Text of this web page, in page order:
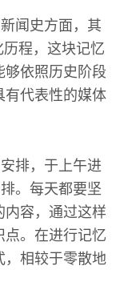
闻史方面，其
程，这块记忆
够依照历史阶段
有代表性的媒体
排，于上午进
。每天都要坚
内容，通过这样
点。在进行记忆
，相较于零散地